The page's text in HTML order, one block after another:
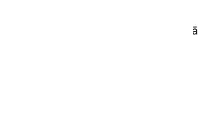
par valodas attiecībām ar varu
videodarbā “Valodas stunda” ar tajā
absolūtu valodas ekonomiju, kā arī
ideoloģijas peldošajiem
acīs šie darbi ne tik daudz izgaismo
konkrētu varas mērķu īstenošanai, cik